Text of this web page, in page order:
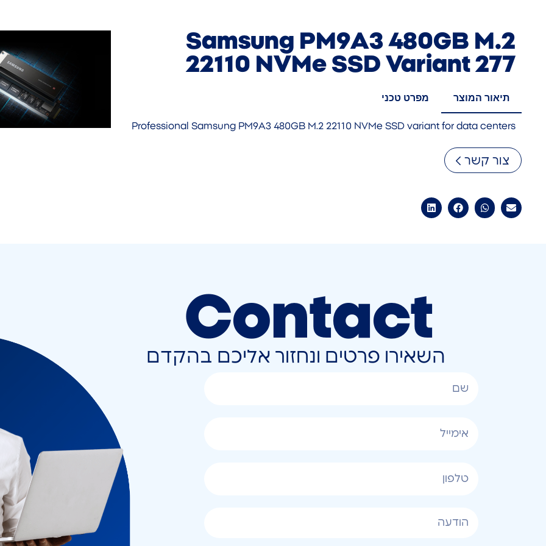
Samsung PM9A3 480GB M.2
22110 NVMe SSD Variant 277
תיאור המוצר מפרט טכני
Professional Samsung PM9A3 480GB M.2 22110 NVMe SSD variant for data centers
צור קשר
Contact
השאירו פרטים ונחזור אליכם בהקדם